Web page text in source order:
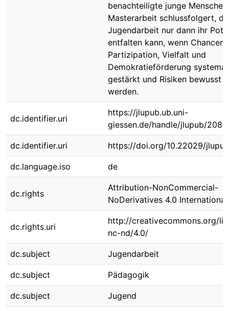
benachteiligte junge
Masterarbeit schlussfolgert,
Jugendarbeit nur dann ihr
entfalten kann, wenn Chancen
Partizipation, Vielfalt und
Demokratieförderung
gestärkt und Risiken bewusst
werden.
dc.identifier.uri
https://jlupub.ub.uni-
giessen.de/handle/jlupub/
dc.identifier.uri https://doi.org/10.22029/
dc.language.iso de
dc.rights
Attribution-NonCommercial-
NoDerivatives 4.0 International
dc.rights.uri
http://creativecommons.org/
nc-nd/4.0/
dc.subject Jugendarbeit
dc.subject Pädagogik
dc.subject Jugend